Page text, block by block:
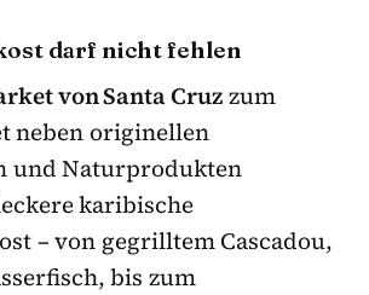
darf nicht fehlen
von Santa Cruzzum
neben originellen
und Naturprodukten
karibische
– von gegrilltem Cascadou,
bis zum